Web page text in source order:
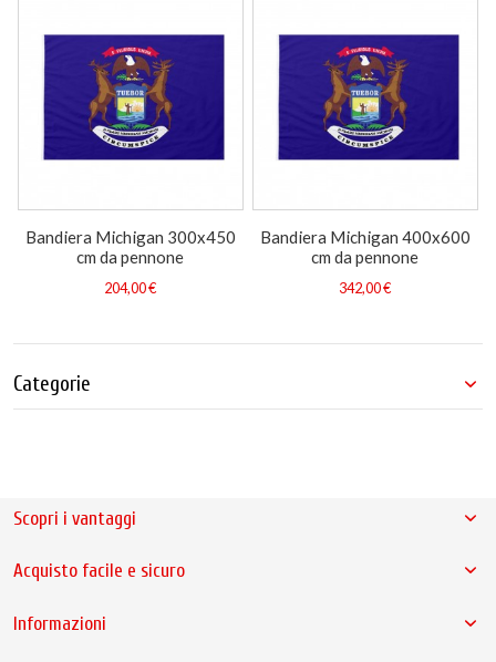
Bandiera Michigan 300x450
cm da pennone
204,00 €
Bandiera Michigan 400x600
cm da pennone
342,00 €
Categorie
Scopri i vantaggi
Acquisto facile e sicuro
Informazioni